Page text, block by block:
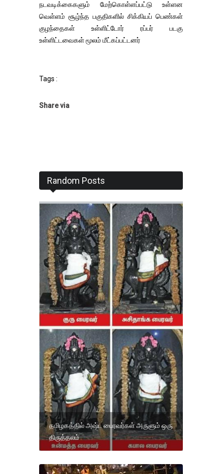
நடவடிக்கைகளும் மேற்கொள்ளப்பட்டு உள்ளன
வெள்ளம் சூழ்ந்த பகுதிகளில் சிக்கியப் பெண்கள்
குழந்தைகள் உள்ளிட்டோர் ரப்பர் படகு
உள்ளிட்டவைகள் மூலம் மீட்கப்பட்டனர்
Tags :
Share via
Random Posts
தமிழகத்தில் அஷ்ட பைரவர்கள் அருளும் ஒரு
திருத்தலம்